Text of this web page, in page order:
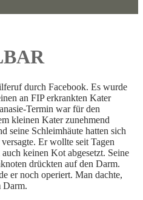
durch Facebook. Es wurde
an FIP erkrankten Kater
Termin war für den
kleinen Kater zunehmend
seine Schleimhäute hatten sich
Er wollte seit Tagen
keinen Kot abgesetzt. Seine
drückten auf den Darm.
er noch operiert. Man dachte,
Darm.